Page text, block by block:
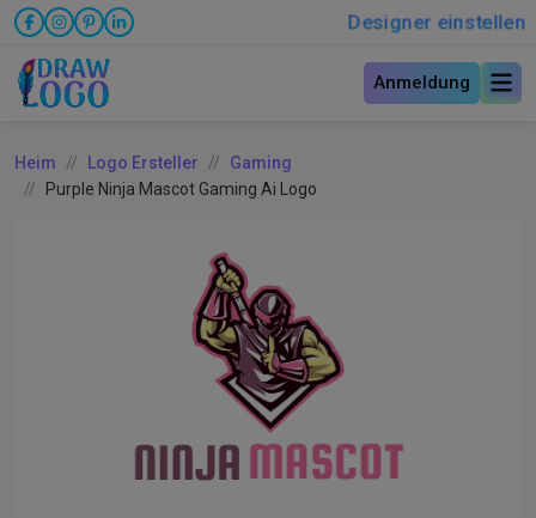
Designer einstellen
Anmeldung
Heim Logo Ersteller
Gaming
Purple Ninja Mascot Gaming Ai Logo